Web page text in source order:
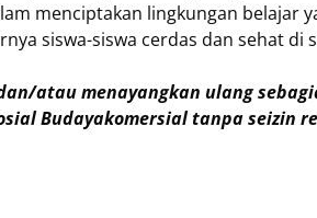
menciptakan lingkungan belajar
siswa-siswa cerdas dan sehat di
atau menayangkan ulang
Budayakomersial tanpa seizin